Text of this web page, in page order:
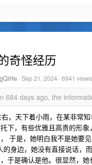
奇怪经历
·Sep 21, 2024 · 6941 views
684 days ago, the
，天下着小雨，在某非常
下，有些优雅且高贵的形
于是，她明白我不是她要
的身边，她没有直接说话，
于是确认是他。很显然，